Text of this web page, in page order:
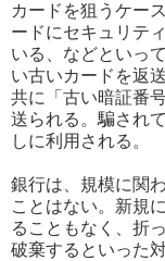
カードを狙うケー
ードにセキュリテ
いる、などといっ
い古いカードを返
共に「古い暗証番
送られる。騙され
しに利用される。
銀行は、規模に関
ことはない。新規
ることもなく、折
破棄するといった